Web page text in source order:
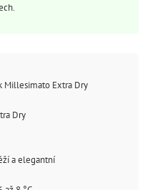
Millesimato Extra Dry
Dry
a elegantní